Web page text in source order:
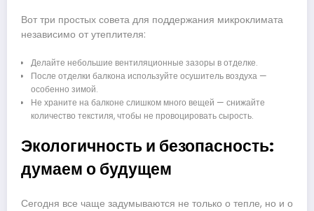
Вот три простых совета для поддержания микроклимата
независимо от утеплителя:
Делайте небольшие вентиляционные зазоры в отделке.
После отделки балкона используйте осушитель воздуха —
особенно зимой.
Не храните на балконе слишком много вещей — снижайте
количество текстиля, чтобы не провоцировать сырость.
Экологичность и безопасность:
думаем о будущем
Сегодня все чаще задумываются не только о тепле, но и о